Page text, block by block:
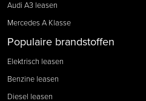
Audi A3 leasen
Mercedes A Klasse
Populaire brandstoffen
Elektrisch leasen
Benzine leasen
Diesel leasen